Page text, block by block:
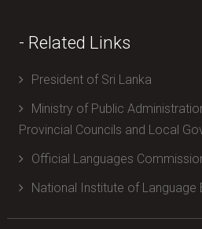
- Related Links
President of Sri Lanka
Ministry of Public
Provincial Councils and Local
Official Languages
National Institute of Language